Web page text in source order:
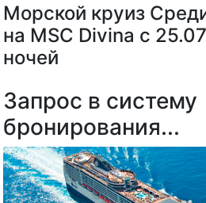
Морской круиз
на MSC Divina с
ночей
Запрос в систему
бронирования...